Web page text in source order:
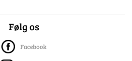
Følg os
Facebook